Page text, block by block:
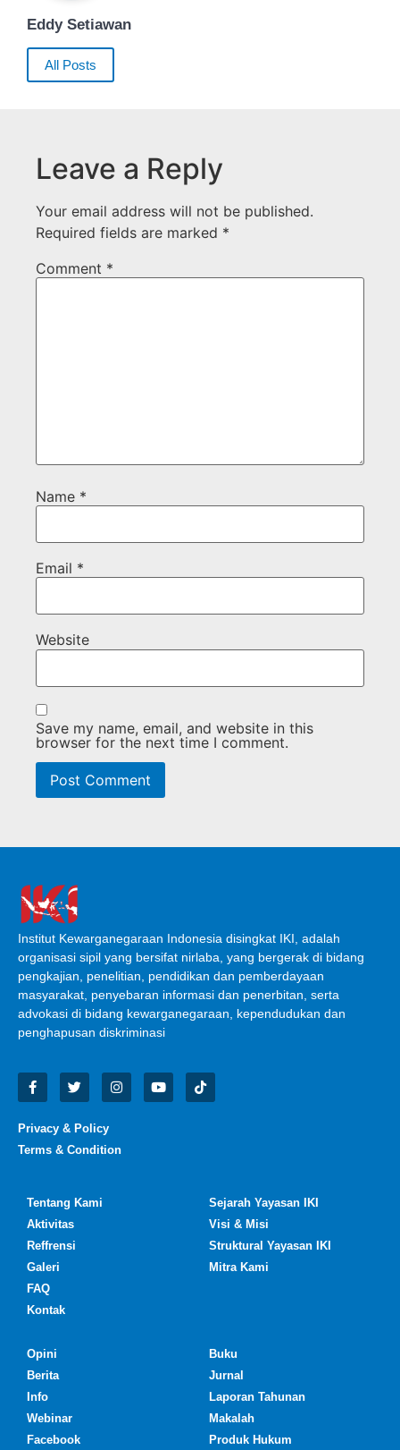
Eddy Setiawan
All Posts
Leave a Reply
Your email address will not be published.
Required fields are marked *
Comment *
Name *
Email *
Website
Save my name, email, and website in this
browser for the next time I comment.
Institut Kewarganegaraan Indonesia disingkat IKI, adalah
organisasi sipil yang bersifat nirlaba, yang bergerak di bidang
pengkajian, penelitian, pendidikan dan pemberdayaan
masyarakat, penyebaran informasi dan penerbitan, serta
advokasi di bidang kewarganegaraan, kependudukan dan
penghapusan diskriminasi
Privacy & Policy
Terms & Condition
Tentang Kami
Aktivitas
Reffrensi
Galeri
FAQ
Kontak
Sejarah Yayasan IKI
Visi & Misi
Struktural Yayasan IKI
Mitra Kami
Opini
Berita
Info
Webinar
Facebook
Buku
Jurnal
Laporan Tahunan
Makalah
Produk Hukum